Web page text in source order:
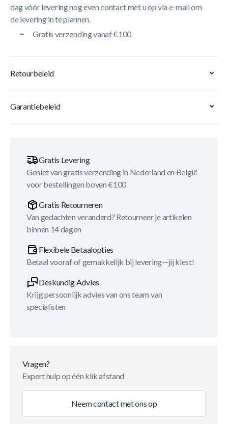
dag vóór levering nog even contact met u op via e-mail om
de levering in te plannen.
Gratis verzending vanaf €100
Retourbeleid
Garantiebeleid
Gratis Levering
Geniet van gratis verzending in Nederland en België
voor bestellingen boven €100
Gratis Retourneren
Van gedachten veranderd? Retourneer je artikelen
binnen 14 dagen
Flexibele Betaalopties
Betaal vooraf of gemakkelijk bij levering—jij kiest!
Deskundig Advies
Krijg persoonlijk advies van ons team van
specialisten
Vragen?
Expert hulp op één klik afstand
Neem contact met ons op